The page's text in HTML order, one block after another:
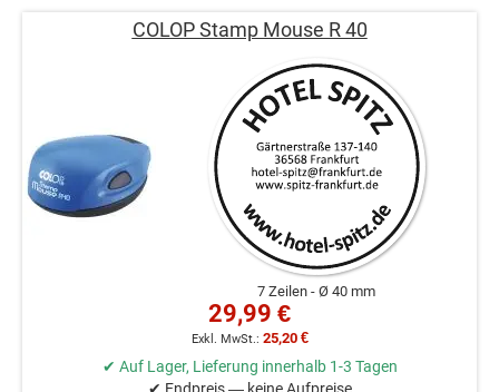
COLOP Stamp Mouse R 40
7 Zeilen Ø 40 mm
29,99 €
25,20 €
✔ Auf Lager, Lieferung innerhalb 1-3 Tagen